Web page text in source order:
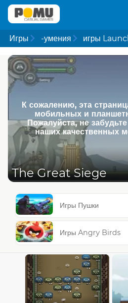
Игры -умения игры
К сожалению, эта
мобильных и
Пожалуйста, не
наших качественных
The Great Siege
Игры Пушки
Игры Angry Birds